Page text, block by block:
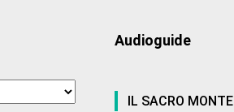
Audioguide
IL SACRO MONTE